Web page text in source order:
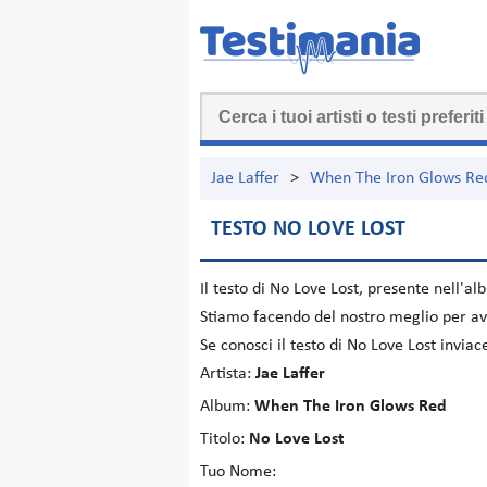
Jae Laffer > When The Iron Glows
TESTO NO LOVE LOST
Il testo di No Love Lost, presente
Stiamo facendo del nostro meglio per
Se conosci il testo di No Love Lost
Artista: Jae Laffer
Album: When The Iron Glows Red
Titolo: No Love Lost
Tuo Nome: